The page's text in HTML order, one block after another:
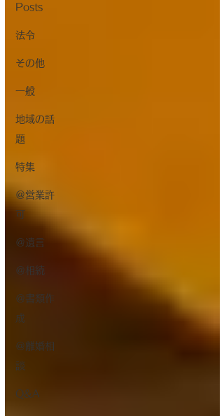
Posts
法令
その他
一般
地域の話
題
特集
＠営業許
可
＠遺言
＠相続
＠書類作
成
＠離婚相
談
Q&A